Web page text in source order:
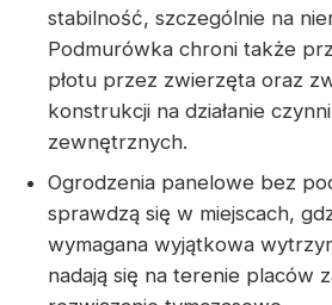
stabilność, szczególnie na
Podmurówka chroni także
płotu przez zwierzęta oraz
konstrukcji na działanie
zewnętrznych.
Ogrodzenia panelowe bez
sprawdzą się w miejscach,
wymagana wyjątkowa
nadają się na terenie placów